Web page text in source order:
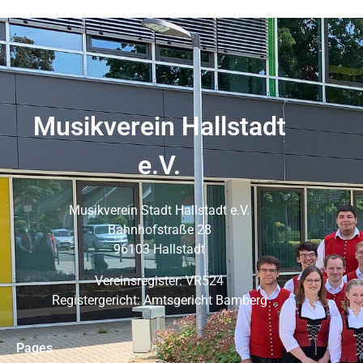
Musikverein Hallstadt
e.V.
Musikverein Stadt Hallstadt e.V.
Bahnhofstraße 28
96103 Hallstadt
Vereinsregister: VR524
Registergericht: Amtsgericht Bamberg
Pages